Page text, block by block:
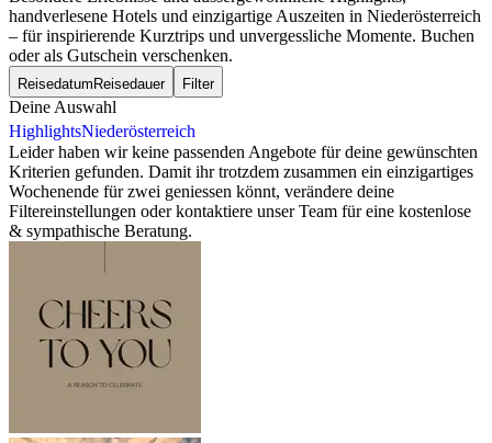
handverlesene Hotels und einzigartige Auszeiten in Niederösterreich
– für inspirierende Kurztrips und unvergessliche Momente. Buchen
oder als Gutschein verschenken.
Reisedatum Reisedauer Filter
Deine Auswahl
HighlightsNiederösterreich
Leider haben wir keine passenden Angebote für deine gewünschten
Kriterien gefunden. Damit ihr trotzdem zusammen ein einzigartiges
Wochenende für zwei geniessen könnt, verändere deine
Filtereinstellungen oder kontaktiere unser Team für eine kostenlose
& sympathische Beratung.